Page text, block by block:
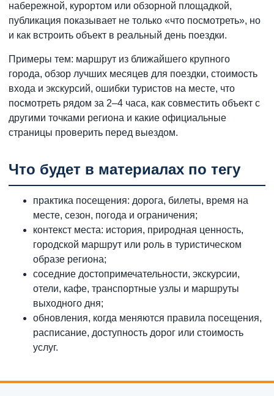
набережной, курортом или обзорной площадкой,
публикация показывает не только «что посмотреть», но
и как встроить объект в реальный день поездки.
Примеры тем: маршрут из ближайшего крупного
города, обзор лучших месяцев для поездки, стоимость
входа и экскурсий, ошибки туристов на месте, что
посмотреть рядом за 2–4 часа, как совместить объект с
другими точками региона и какие официальные
страницы проверить перед выездом.
Что будет в материалах по тегу
практика посещения: дорога, билеты, время на
месте, сезон, погода и ограничения;
контекст места: история, природная ценность,
городской маршрут или роль в туристическом
образе региона;
соседние достопримечательности, экскурсии,
отели, кафе, транспортные узлы и маршруты
выходного дня;
обновления, когда меняются правила посещения,
расписание, доступность дорог или стоимость
услуг.